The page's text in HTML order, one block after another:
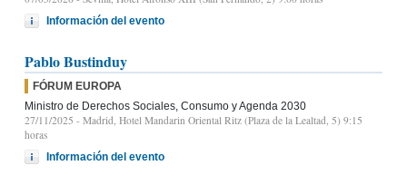
Información del evento
Pablo Bustinduy
FÓRUM EUROPA
Ministro de Derechos Sociales, Consumo y Agenda 2030
27/11/2025 - Madrid, Hotel Mandarin Oriental Ritz (Plaza de la Lealtad, 5) 9:15
horas
Información del evento